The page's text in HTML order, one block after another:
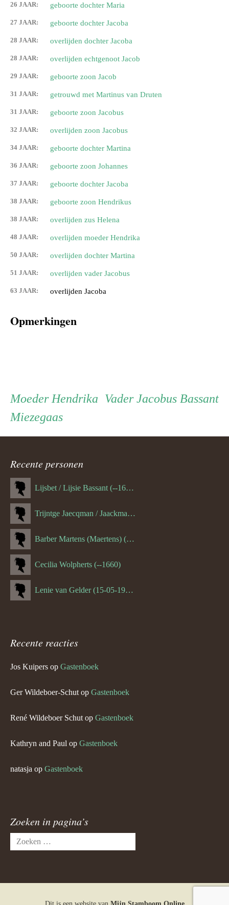
26 JAAR: geboorte dochter Maria
27 JAAR: geboorte dochter Jacoba
28 JAAR: overlijden dochter Jacoba
28 JAAR: overlijden echtgenoot Jacob
29 JAAR: geboorte zoon Jacob
31 JAAR: getrouwd met Martinus van Druten
31 JAAR: geboorte zoon Jacobus
32 JAAR: overlijden zoon Jacobus
34 JAAR: geboorte dochter Martina
36 JAAR: geboorte zoon Johannes
37 JAAR: geboorte dochter Jacoba
38 JAAR: geboorte zoon Hendrikus
38 JAAR: overlijden zus Helena
48 JAAR: overlijden moeder Hendrika
50 JAAR: overlijden dochter Martina
51 JAAR: overlijden vader Jacobus
63 JAAR: overlijden Jacoba
Opmerkingen
Persoon
ouder
navigatie
VaderVader
Jacobus Bassant
Moeder Moeder
Hendrika
Miezegaas
Recente personen
Lijsbet / Lijsie Bassant (--1687)
Trijntge Jaecqman / Jaackman (--1651)
Barber Martens (Maertens) (--1658)
Cecilia Wolpherts (--1660)
Lenie van Gelder (15-05-1970)
Recente reacties
Jos Kuipers op Gastenboek
Ger Wildeboer-Schut op Gastenboek
René Wildeboer Schut op Gastenboek
Kathryn and Paul op Gastenboek
natasja op Gastenboek
Zoeken in pagina’s
Zoeken
naar: